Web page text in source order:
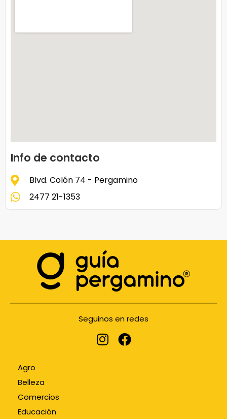
Info de contacto
Blvd. Colón 74 - Pergamino
2477 21-1353
Seguinos en redes
Agro
Belleza
Comercios
Educación